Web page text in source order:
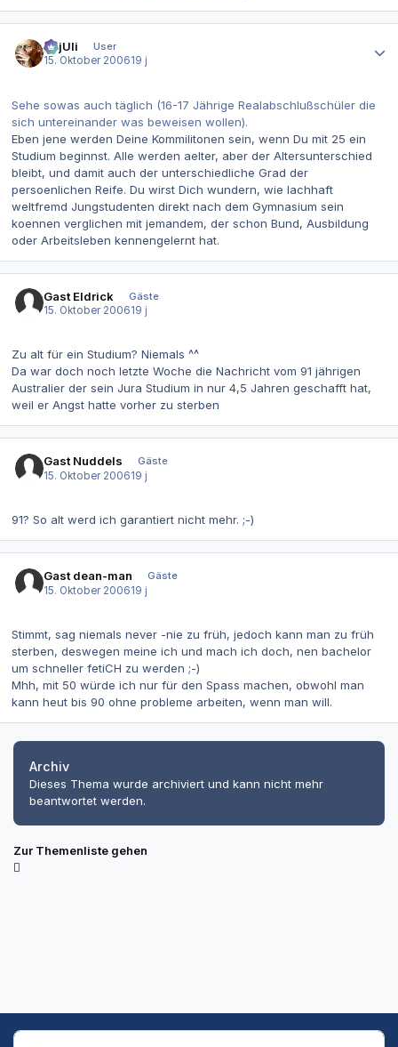
gajUli
User
15. Oktober 200619 j
Sehe sowas auch täglich (16-17 Jährige Realabschlußschüler die
sich untereinander was beweisen wollen).
Eben jene werden Deine Kommilitonen sein, wenn Du mit 25 ein
Studium beginnst. Alle werden aelter, aber der Altersunterschied
bleibt, und damit auch der unterschiedliche Grad der
persoenlichen Reife. Du wirst Dich wundern, wie lachhaft
weltfremd Jungstudenten direkt nach dem Gymnasium sein
koennen verglichen mit jemandem, der schon Bund, Ausbildung
oder Arbeitsleben kennengelernt hat.
Gast Eldrick
Gäste
15. Oktober 200619 j
Zu alt für ein Studium? Niemals ^^
Da war doch noch letzte Woche die Nachricht vom 91 jährigen
Australier der sein Jura Studium in nur 4,5 Jahren geschafft hat,
weil er Angst hatte vorher zu sterben
Gast Nuddels
Gäste
15. Oktober 200619 j
91? So alt werd ich garantiert nicht mehr. ;-)
Gast dean-man
Gäste
15. Oktober 200619 j
Stimmt, sag niemals never -nie zu früh, jedoch kann man zu früh
sterben, deswegen meine ich und mach ich doch, nen bachelor
um schneller fetiCH zu werden ;-)
Mhh, mit 50 würde ich nur für den Spass machen, obwohl man
kann heut bis 90 ohne probleme arbeiten, wenn man will.
Archiv
Dieses Thema wurde archiviert und kann nicht mehr
beantwortet werden.
Zur Themenliste gehen